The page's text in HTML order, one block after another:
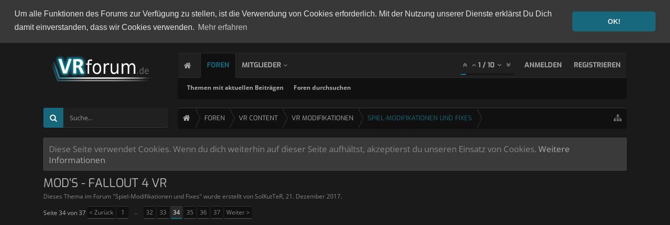
Um alle Funktionen des Forums zur Verfügung zu stellen, ist die Verwendung von Cookies erforderlich. Mit der Nutzung unserer Dienste erklärst Du Dich
damit einverstanden, dass wir Cookies verwenden. Mehr erfahren
OK!
FOREN
Themen mit aktuellen Beiträgen Foren durchsuchen
MITGLIEDER 1 / 10 ANMELDEN REGISTRIEREN
FOREN VR CONTENT VR MODIFIKATIONEN SPIEL-MODIFIKATIONEN UND FIXES
Diese Seite verwendet Cookies. Wenn du dich weiterhin auf dieser Seite aufhältst, akzeptierst du unseren Einsatz von Cookies. Weitere
Informationen
MOD'S - FALLOUT 4 VR
Dieses Thema im Forum "Spiel-Modifikationen und Fixes" wurde erstellt vonSolKutTeR, 21. Dezember 2017.
Seite 34 von 37 < Zurück 1 ← 32 33 34 35 36 37 Weiter >